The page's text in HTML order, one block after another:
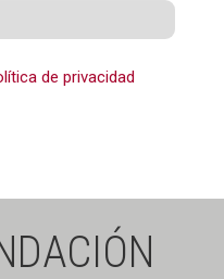
de privacidad